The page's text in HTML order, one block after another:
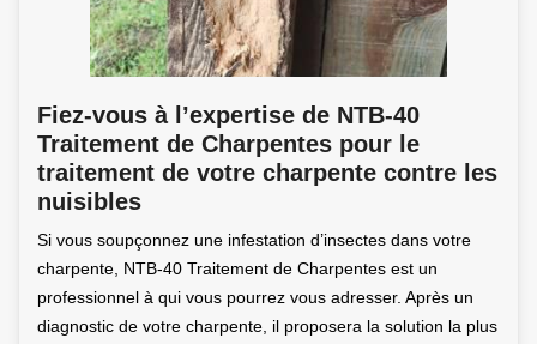
Fiez-vous à l’expertise de NTB-40
Traitement de Charpentes pour le
traitement de votre charpente contre les
nuisibles
Si vous soupçonnez une infestation d’insectes dans votre
charpente, NTB-40 Traitement de Charpentes est un
professionnel à qui vous pourrez vous adresser. Après un
diagnostic de votre charpente, il proposera la solution la plus